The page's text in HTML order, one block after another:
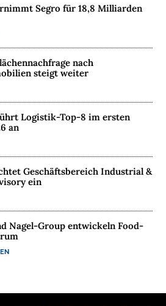
Segro für 18,8 Milliarden
nach
steigt weiter
Logistik-Top-8 im ersten
an
Geschäftsbereich Industrial &
ein
Nagel-Group entwickeln Food-